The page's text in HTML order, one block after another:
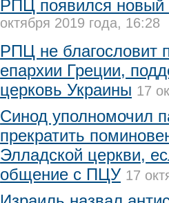
РПЦ появился новый
октября 2019 года, 16:28
РПЦ не благословит
епархии Греции,
церковь Украины 17
Синод уполномочил
прекратить
Элладской церкви,
общение с ПЦУ 17